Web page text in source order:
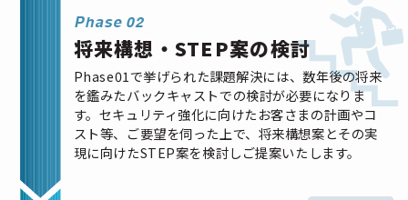
Phase 02
将来構想・STEP案の検討
Phase01で挙げられた課題解決には、数年後の将来
を鑑みたバックキャストでの検討が必要になりま
す。セキュリティ強化に向けたお客さまの計画やコ
スト等、ご要望を伺った上で、将来構想案とその実
現に向けたSTEP案を検討しご提案いたします。